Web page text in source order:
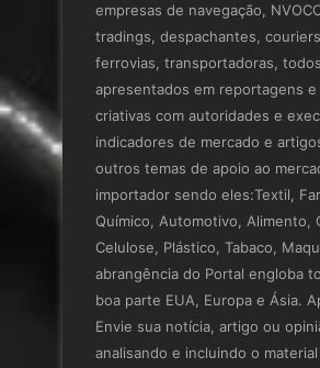
empresas de navegação,
tradings, despachantes,
ferrovias, transportadoras,
apresentados em reportagens
criativas com autoridades e
indicadores de mercado e
outros temas de apoio ao
importador sendo eles:Textil,
Químico, Automotivo, Alimento,
Celulose, Plástico, Tabaco,
abrangência do Portal engloba
boa parte EUA, Europa e Ásia.
Envie sua notícia, artigo ou
analisando e incluindo o